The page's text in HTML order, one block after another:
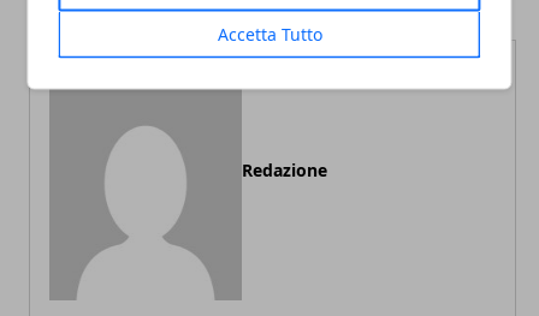
Accetta Tutto
Redazione